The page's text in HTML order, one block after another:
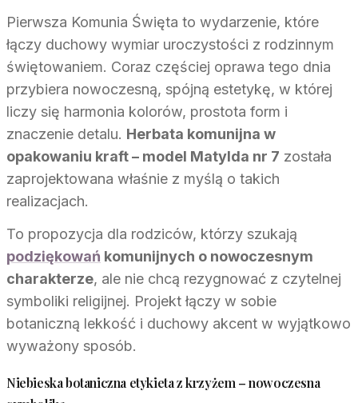
Pierwsza Komunia Święta to wydarzenie, które
łączy duchowy wymiar uroczystości z rodzinnym
świętowaniem. Coraz częściej oprawa tego dnia
przybiera nowoczesną, spójną estetykę, w której
liczy się harmonia kolorów, prostota form i
znaczenie detalu. Herbata komunijna w
opakowaniu kraft – model Matylda nr 7 została
zaprojektowana właśnie z myślą o takich
realizacjach.
To propozycja dla rodziców, którzy szukają
podziękowań komunijnych o nowoczesnym
charakterze, ale nie chcą rezygnować z czytelnej
symboliki religijnej. Projekt łączy w sobie
botaniczną lekkość i duchowy akcent w wyjątkowo
wyważony sposób.
Niebieska botaniczna etykieta z krzyżem – nowoczesna